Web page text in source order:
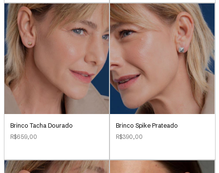
Brinco Tacha Dourado
R$659,00
Brinco Spike Prateado
R$390,00